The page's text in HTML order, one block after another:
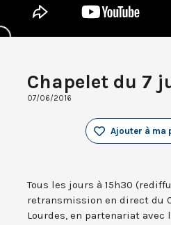
Chapelet du 7
07/06/2016
Ajouter à ma
Tous les jours à 15h30
retransmission en direct du
Lourdes, en partenariat avec